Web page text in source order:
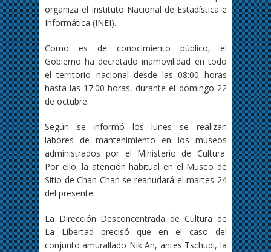
organiza el Instituto Nacional de Estadística e
Informática (INEI).
Como es de conocimiento público, el
Gobierno ha decretado inamovilidad en todo
el territorio nacional desde las 08:00 horas
hasta las 17:00 horas, durante el domingo 22
de octubre.
Según se informó los lunes se realizan
labores de mantenimiento en los museos
administrados por el Ministerio de Cultura.
Por ello, la atención habitual en el Museo de
Sitio de Chan Chan se reanudará el martes 24
del presente.
La Dirección Desconcentrada de Cultura de
La Libertad precisó que en el caso del
conjunto amurallado Nik An, antes Tschudi, la